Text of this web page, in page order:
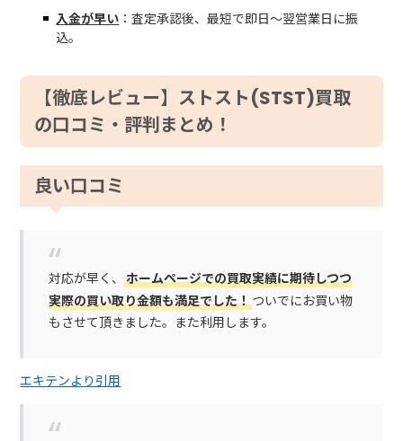
入金が早い ：査定承認後、最短で即日～翌営業日に振
込。
【徹底レビュー】ストスト(STST)買取
の口コミ・評判まとめ！
良い口コミ
対応が早く、ホームページでの買取実績に期待しつつ
実際の買い取り金額も満足でした！ついでにお買い物
もさせて頂きました。また利用します。
エキテンより引用